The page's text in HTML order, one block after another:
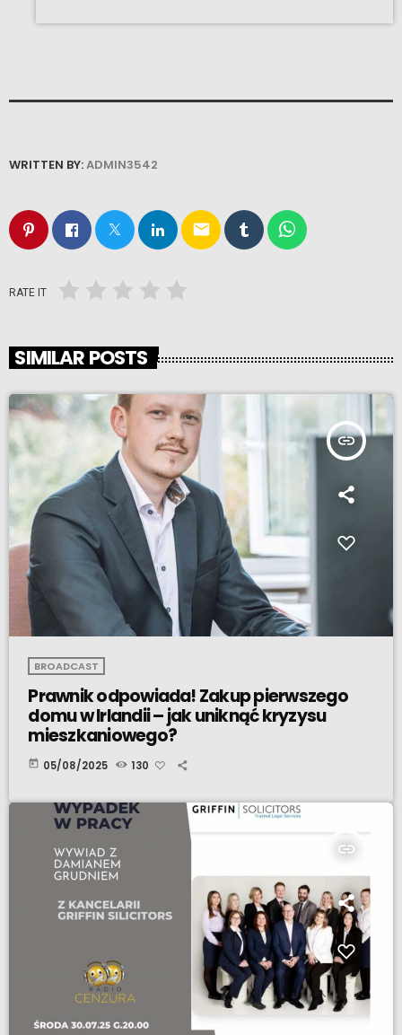
WRITTEN BY:ADMIN3542
email
RATE IT
SIMILAR POSTS
insert_link
BROADCAST
Prawnik odpowiada! Zakup pierwszego
domu w Irlandii – jak uniknąć kryzysu
mieszkaniowego?
today 05/08/2025 130
insert_link